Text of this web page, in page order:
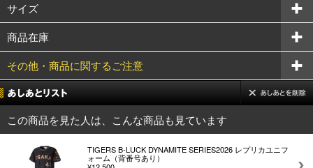
サイズ
商品在庫
その他・商品に関するご注意
この商品を見た人は、こんな商品も見ています
TIGERS B-LUCK DYNAMITE SERIES2026 レプリカユニフ
ォーム（背番号あり）